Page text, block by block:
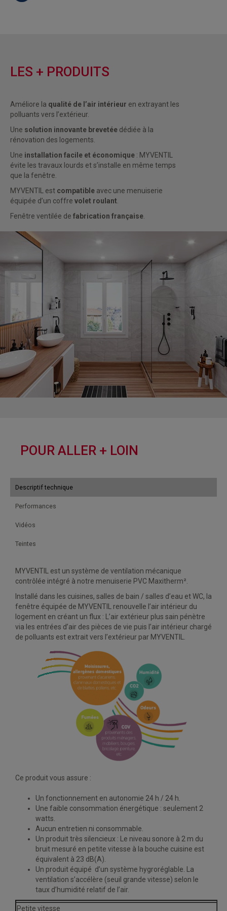
LES + PRODUITS
Améliore la qualité de l’air intérieur en extrayant les
polluants vers l’extérieur.
Une solution innovante brevetée dédiée à la
rénovation des logements.
Une installation facile et économique : MYVENTIL
évite les travaux lourds et s’installe en même temps
que la fenêtre.
MYVENTIL est compatible avec une menuiserie
équipée d’un coffre volet roulant
Fenêtre ventilée de fabrication française
POUR ALLER + LOIN
Descriptif technique
Performances
Vidéos
Teintes
MYVENTIL est un système de ventilation mécanique
contrôlée intégré à notre menuiserie PVC Maxitherm².
Installé dans les cuisines, salles de bain / salles d’eau et WC, la
fenêtre équipée de MYVENTIL renouvelle l’air intérieur du
logement en créant un flux : L’air extérieur plus sain pénètre
via les entrées d’air des pièces de vie puis l’air intérieur chargé
de polluants est extrait vers l’extérieur par MYVENTIL.
Ce produit vous assure :
Un fonctionnement en autonomie 24 h / 24 h.
Une faible consommation énergétique : seulement 2
watts.
Aucun entretien ni consommable.
Un produit très silencieux : Le niveau sonore à 2 m du
bruit mesuré en petite vitesse à la bouche cuisine est
équivalent à 23 dB(A).
Un produit équipé d’un système hygroréglable. La
ventilation s’accélère (seuil grande vitesse) selon le
taux d’humidité relatif de l’air.
Petite vitesse